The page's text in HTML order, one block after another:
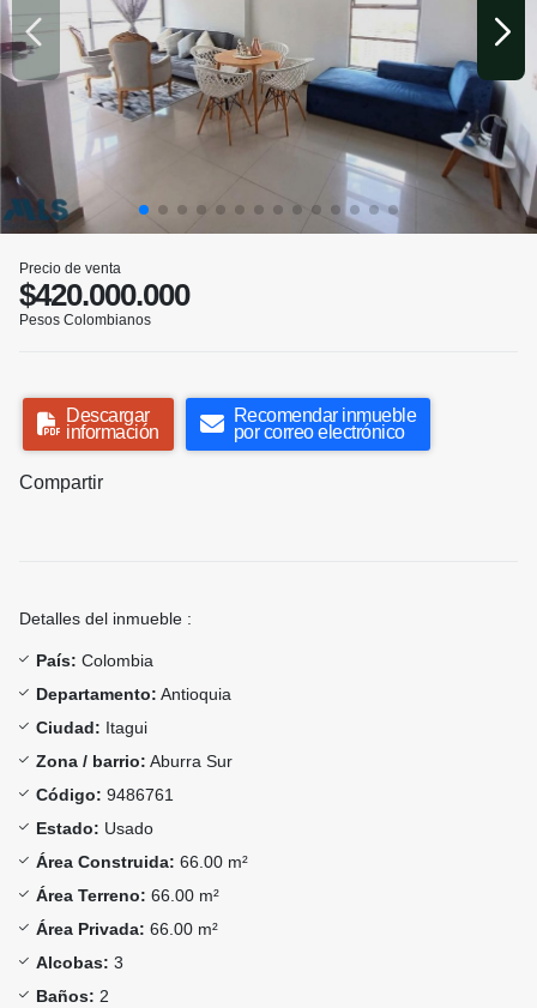
Precio de venta
$420.000.000
Pesos Colombianos
Descargar
información
Recomendar inmueble
por correo electrónico
Compartir
Detalles del inmueble :
País: Colombia
Departamento: Antioquia
Ciudad: Itagui
Zona / barrio: Aburra Sur
Código: 9486761
Estado: Usado
Área Construida: 66.00 m²
Área Terreno: 66.00 m²
Área Privada: 66.00 m²
Alcobas: 3
Baños: 2